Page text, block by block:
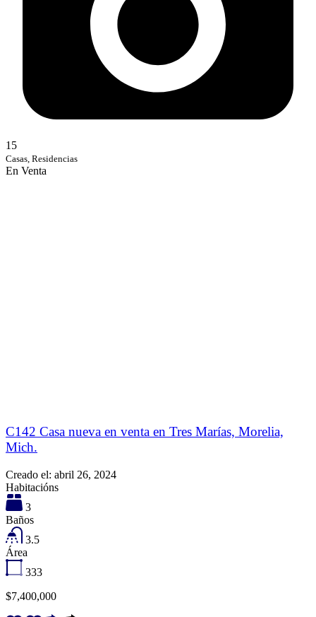
15
Casas, Residencias
En Venta
C142 Casa nueva en venta en Tres Marías, Morelia,
Mich.
Creado el: abril 26, 2024
Habitacións
3
Baños
3.5
Área
333
$7,400,000